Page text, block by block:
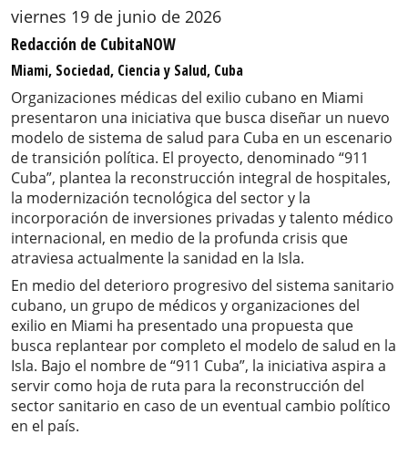
viernes 19 de junio de 2026
Redacción de CubitaNOW
Miami, Sociedad, Ciencia y Salud, Cuba
Organizaciones médicas del exilio cubano en Miami
presentaron una iniciativa que busca diseñar un nuevo
modelo de sistema de salud para Cuba en un escenario
de transición política. El proyecto, denominado “911
Cuba”, plantea la reconstrucción integral de hospitales,
la modernización tecnológica del sector y la
incorporación de inversiones privadas y talento médico
internacional, en medio de la profunda crisis que
atraviesa actualmente la sanidad en la Isla.
En medio del deterioro progresivo del sistema sanitario
cubano, un grupo de médicos y organizaciones del
exilio en Miami ha presentado una propuesta que
busca replantear por completo el modelo de salud en la
Isla. Bajo el nombre de “911 Cuba”, la iniciativa aspira a
servir como hoja de ruta para la reconstrucción del
sector sanitario en caso de un eventual cambio político
en el país.